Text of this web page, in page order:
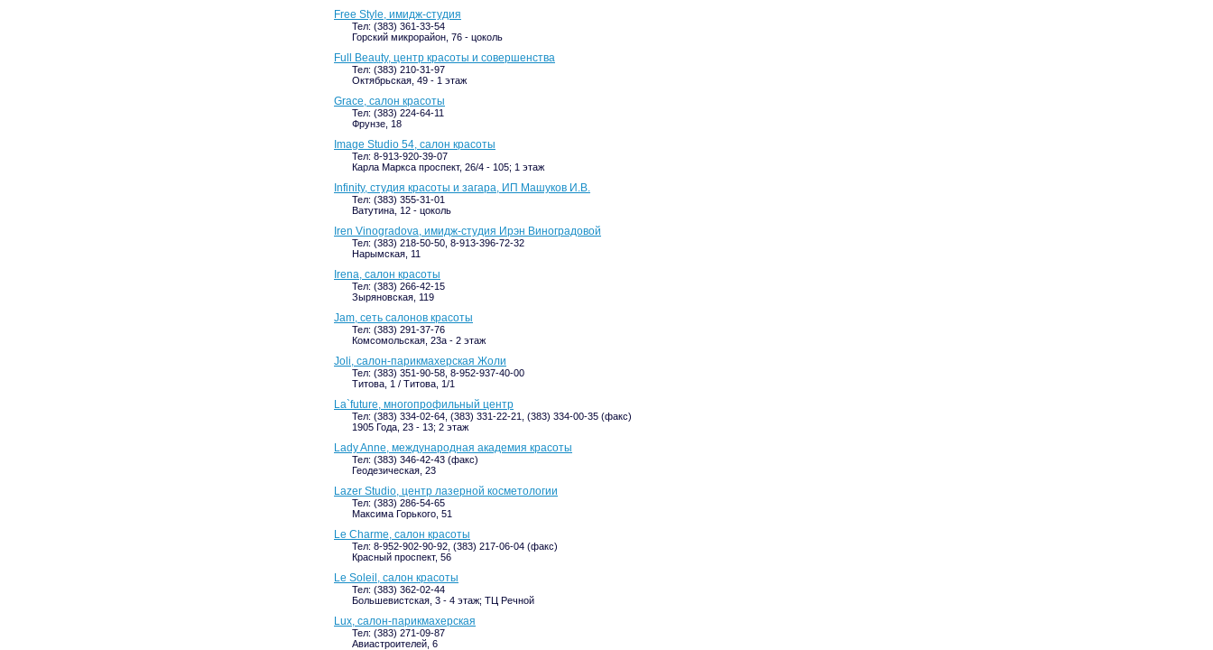
Free Style, имидж-студия
Тел: (383) 361-33-54
Горский микрорайон, 76 - цоколь
Full Beauty, центр красоты и совершенства
Тел: (383) 210-31-97
Октябрьская, 49 - 1 этаж
Grace, салон красоты
Тел: (383) 224-64-11
Фрунзе, 18
Image Studio 54, салон красоты
Тел: 8-913-920-39-07
Карла Маркса проспект, 26/4 - 105; 1 этаж
Infinity, студия красоты и загара, ИП Машуков И.В.
Тел: (383) 355-31-01
Ватутина, 12 - цоколь
Iren Vinogradova, имидж-студия Ирэн Виноградовой
Тел: (383) 218-50-50, 8-913-396-72-32
Нарымская, 11
Irena, салон красоты
Тел: (383) 266-42-15
Зыряновская, 119
Jam, сеть салонов красоты
Тел: (383) 291-37-76
Комсомольская, 23а - 2 этаж
Joli, салон-парикмахерская Жоли
Тел: (383) 351-90-58, 8-952-937-40-00
Титова, 1 / Титова, 1/1
La`future, многопрофильный центр
Тел: (383) 334-02-64, (383) 331-22-21, (383) 334-00-35 (факс)
1905 Года, 23 - 13; 2 этаж
Lady Anne, международная академия красоты
Тел: (383) 346-42-43 (факс)
Геодезическая, 23
Lazer Studio, центр лазерной косметологии
Тел: (383) 286-54-65
Максима Горького, 51
Le Charme, салон красоты
Тел: 8-952-902-90-92, (383) 217-06-04 (факс)
Красный проспект, 56
Le Soleil, салон красоты
Тел: (383) 362-02-44
Большевистская, 3 - 4 этаж; ТЦ Речной
Lux, салон-парикмахерская
Тел: (383) 271-09-87
Авиастроителей, 6